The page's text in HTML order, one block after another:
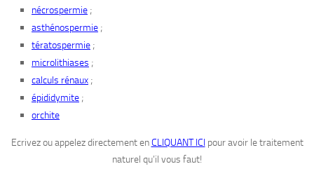
nécrospermie ;
asthénospermie ;
tératospermie ;
microlithiases ;
calculs rénaux ;
épididymite ;
orchite
Ecrivez ou appelez directement enCLIQUANT ICI pour avoir le traitement
naturel qu’il vous faut!